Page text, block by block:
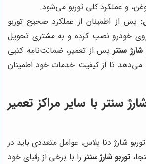
و عملکرد کلی توربو می‌شود.
پس از اطمینان از عملکرد صحیح توربو
روی خودرو نصب کرده و به مشتری تحویل
شارژ سنترپس از تعمیر، ضمانت‌نامه کتبی
می‌دهد تا از کیفیت خدمات خود اطمینان
سنتر با سایر مراکز تعمیر
شارژ دنا پلاس، عوامل متعددی باید در
توربو شارژ سنتر را با برخی از رقبای خود